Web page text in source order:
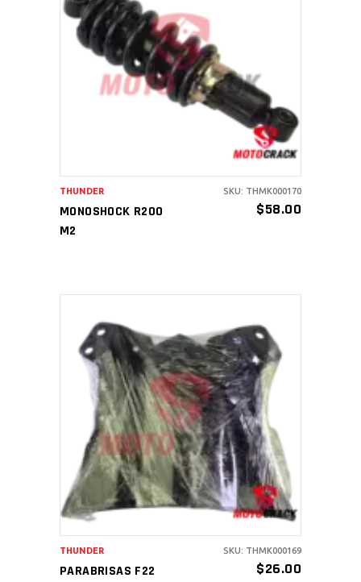
AÑADIR AL CARRITO
MONOSHOCK R200
M2
$58.00
THUNDER SKU: THMK000170
AÑADIR AL CARRITO
PARABRISAS F22
$26.00
THUNDER SKU: THMK000169